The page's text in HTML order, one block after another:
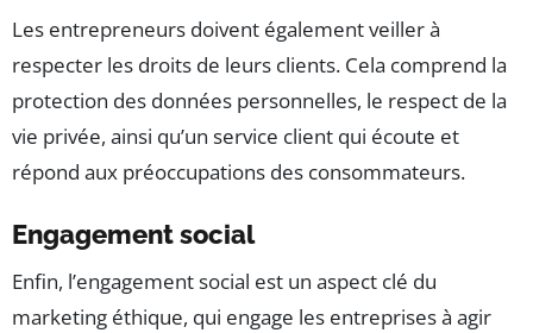
Les entrepreneurs doivent également veiller à
respecter les droits de leurs clients. Cela comprend la
protection des données personnelles, le respect de la
vie privée, ainsi qu’un service client qui écoute et
répond aux préoccupations des consommateurs.
Engagement social
Enfin, l’engagement social est un aspect clé du
marketing éthique, qui engage les entreprises à agir